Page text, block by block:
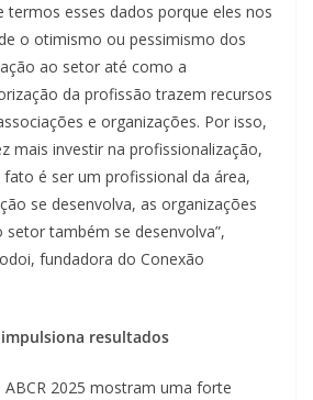
termos esses dados porque eles nos
o otimismo ou pessimismo dos
ao setor até como a
da profissão trazem recursos
e organizações. Por isso,
mais investir na profissionalização,
é ser um profissional da área,
se desenvolva, as organizações
setor também se desenvolva”,
fundadora do Conexão
resultados
ABCR 2025 mostram uma forte